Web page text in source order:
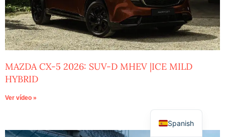
MAZDA CX-5 2026: SUV-D MHEV |ICE MILD
HYBRID
Ver vídeo »
Spanish